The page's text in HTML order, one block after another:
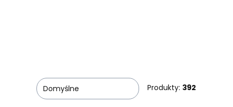
Domyślne Produkty: 392